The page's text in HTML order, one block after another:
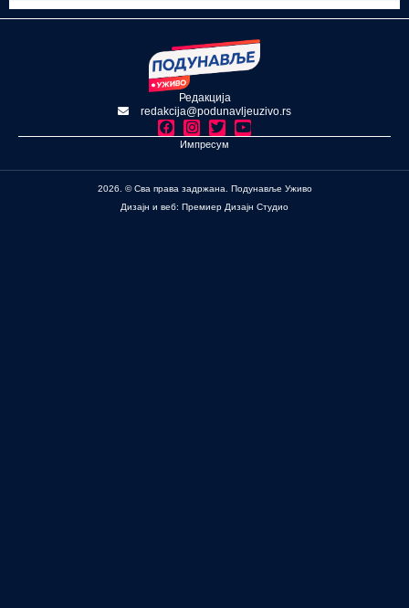
Редакција
redakcija@podunavljeuzivo.rs
Импресум
2026. © Сва права задржана. Подунавље Уживо
Дизајн и веб: Премиер Дизајн Студио